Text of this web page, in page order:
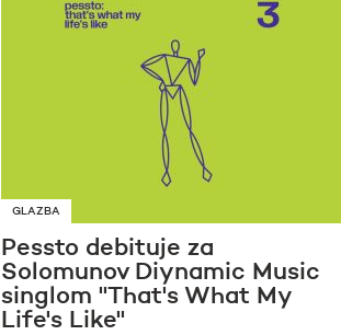
GLAZBA
Pessto debituje za
Solomunov Diynamic Music
singlom ''That's What My
Life's Like''